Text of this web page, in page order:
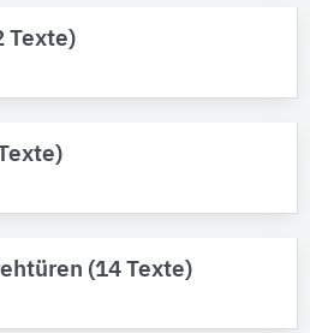
Texte)
(14 Texte)